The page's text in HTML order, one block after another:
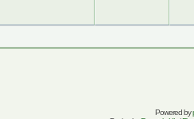
Powered by